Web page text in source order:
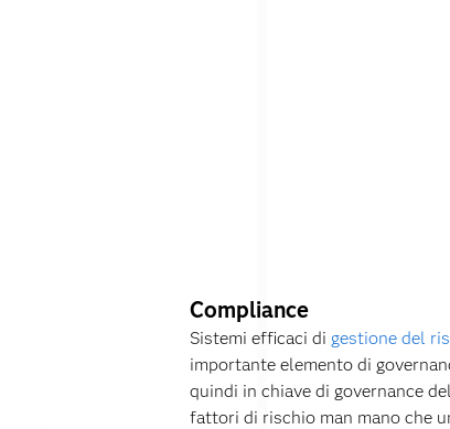
Compliance
Sistemi efficaci di gestione del
importante elemento di
quindi in chiave di governance
fattori di rischio man mano che